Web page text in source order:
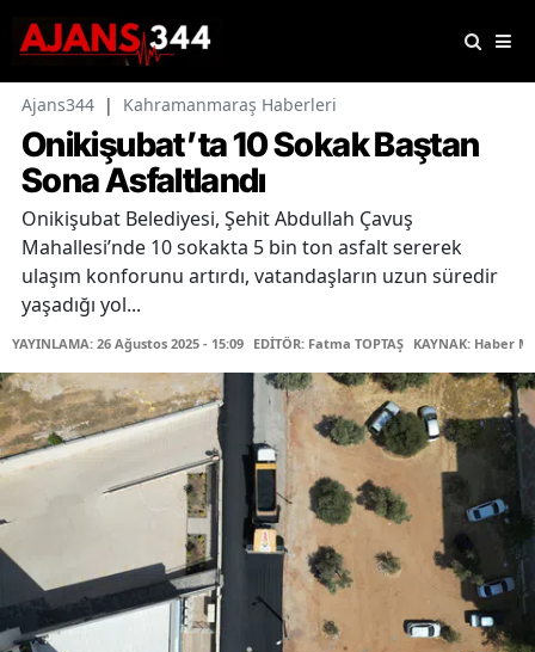
Ajans344 | Kahramanmaraş Haberleri
Onikişubat’ta 10 Sokak Baştan
Sona Asfaltlandı
Onikişubat Belediyesi, Şehit Abdullah Çavuş
Mahallesi’nde 10 sokakta 5 bin ton asfalt sererek
ulaşım konforunu artırdı, vatandaşların uzun süredir
yaşadığı yol...
YAYINLAMA: 26 Ağustos 2025 - 15:09 EDİTÖR: Fatma TOPTAŞ KAYNAK: Haber